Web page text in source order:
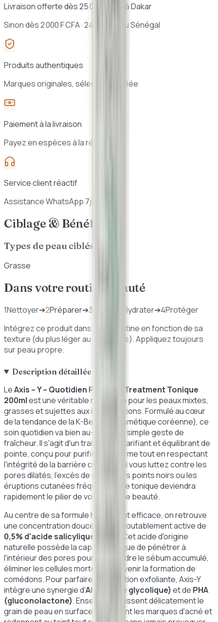
Livraison offerte dès 25 000 F CFA à Dakar
Sinon dès 2 000 F CFA · 24h à 48h au Sénégal
Produits authentiques
Marques originales, sélection vérifiée
Paiement à la livraison
Payez en espèces à la réception
Service client réactif
Assistance WhatsApp 7j/7
Ciblage & Bénéfices
Types de peau ciblés
Grasse
Dans votre routine beauté
1Nettoyer➔2Préparer➔3 Traiter / Hydrater➔4Protéger
Intégrez ce produit dans votre routine en fonction de sa
texture (du plus léger au plus épais). Appliquez toujours
sur peau propre.
Description détaillée
LeAxis – Y – Quotidien Purifiant Treatment Tonique
200mlest une véritable révolution pour les peaux mixtes,
grasses et sujettes aux imperfections. Formulé au cœur
de la tendance de la K-Beauty (cosmétique coréenne), ce
soin quotidien va bien au-delà d'un simple geste de
fraîcheur. Il s'agit d'un traitement clarifiant et équilibrant de
pointe, conçu pour purifier l'épiderme tout en respectant
l'intégrité de la barrière cutanée. Si vous luttez contre les
pores dilatés, l'excès de sébum, les points noirs ou les
éruptions cutanées fréquentes, ce tonique deviendra
rapidement le pilier de votre routine beauté.
Au centre de sa formule hautement efficace, on retrouve
une concentration douce mais redoutablement active de
0,5% d'acide salicylique (BHA)
. Cet acide d'origine
naturelle possède la capacité unique de pénétrer à
l'intérieur des pores pour y dissoudre le sébum accumulé,
éliminer les cellules mortes et prévenir la formation de
comédons. Pour parfaire cette action exfoliante, Axis-Y
intègre une synergie d'AHA (acide glycolique) et de PHA
(gluconolactone). Ensemble, ils lissent délicatement le
grain de peau en surface, atténuent les marques d'acné et